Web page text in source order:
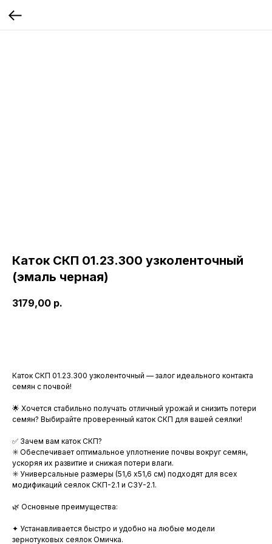
Каток СКП 01.23.300 узколенточный
(эмаль черная)
3179,00 р.
Каток СКП 01.23.300 узколенточный — залог идеального контакта
семян с почвой!
🌟 Хочется стабильно получать отличный урожай и снизить потери
семян? Выбирайте проверенный каток СКП для вашей сеялки!
✅ Зачем вам каток СКП?
✳️ Обеспечивает оптимальное уплотнение почвы вокруг семян,
ускоряя их развитие и снижая потери влаги.
✳️ Универсальные размеры (51,6 x51,6 см) подходят для всех
модификаций сеялок СКП-2.1 и СЗУ-2.1.
🌿 Основные преимущества:
✦ Устанавливается быстро и удобно на любые модели
зернотуковых сеялок Омичка.